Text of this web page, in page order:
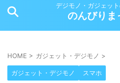
デジモノ・ガジェッ
のんびりま
HOME > ガジェット・デジモノ >
ガジェット・デジモノ スマホ